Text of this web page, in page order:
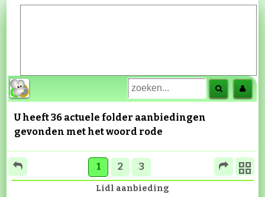
U heeft 36 actuele folder aanbiedingen
gevonden met het woord rode
1 2 3
Lidl aanbieding